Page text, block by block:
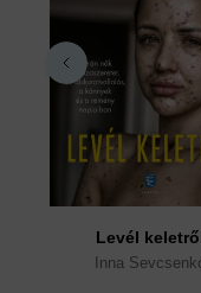
Levél
Inna